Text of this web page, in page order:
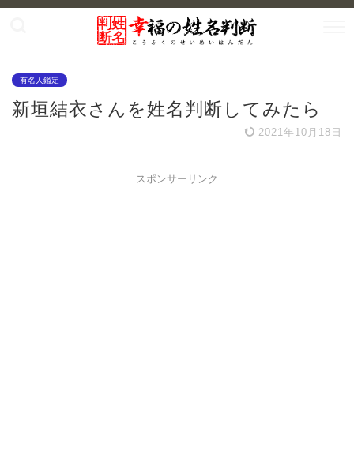
有名人鑑定
新垣結衣さんを姓名判断してみたら
2021年10月18日
スポンサーリンク